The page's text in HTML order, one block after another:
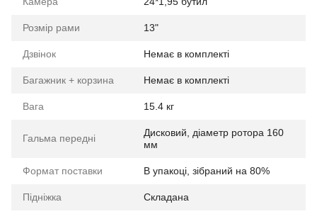
Розмір рами 13"
Дзвінок Немає в комплекті
Багажник + корзина Немає в комплекті
Вага 15.4 кг
Гальма передні
Дисковий, діаметр ротора 160
мм
Формат поставки В упакоці, зібраний на 80%
Підніжка Складана